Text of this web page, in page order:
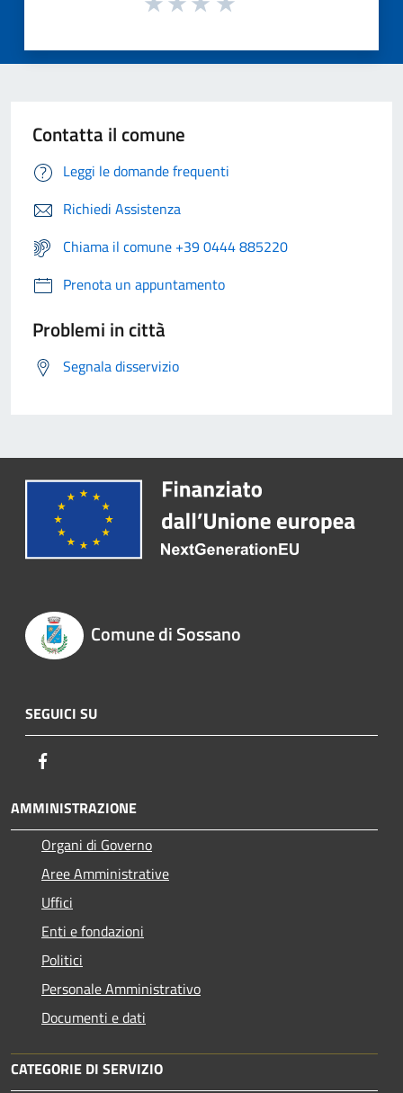
Contatta il comune
Leggi le domande frequenti
Richiedi Assistenza
Chiama il comune +39 0444 885220
Prenota un appuntamento
Problemi in città
Segnala disservizio
Comune di Sossano
SEGUICI SU
AMMINISTRAZIONE
Organi di Governo
Aree Amministrative
Uffici
Enti e fondazioni
Politici
Personale Amministrativo
Documenti e dati
CATEGORIE DI SERVIZIO